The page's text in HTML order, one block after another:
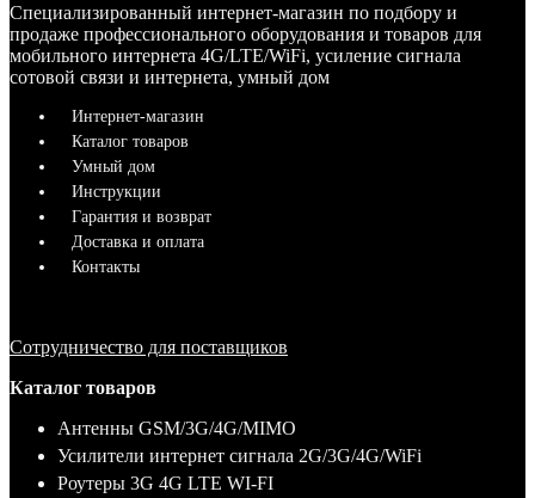
Специализированный интернет-магазин по подбору и
продаже профессионального оборудования и товаров для
мобильного интернета 4G/LTE/WiFi, усиление сигнала
сотовой связи и интернета, умный дом
Интернет-магазин
Каталог товаров
Умный дом
Инструкции
Гарантия и возврат
Доставка и оплата
Контакты
Сотрудничество для поставщиков
Каталог товаров
Антенны GSM/3G/4G/MIMO
Усилители интернет сигнала 2G/3G/4G/WiFi
Роутеры 3G 4G LTE WI-FI